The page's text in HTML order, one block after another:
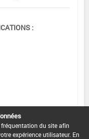
:
du site afin
expérience utilisateur. En